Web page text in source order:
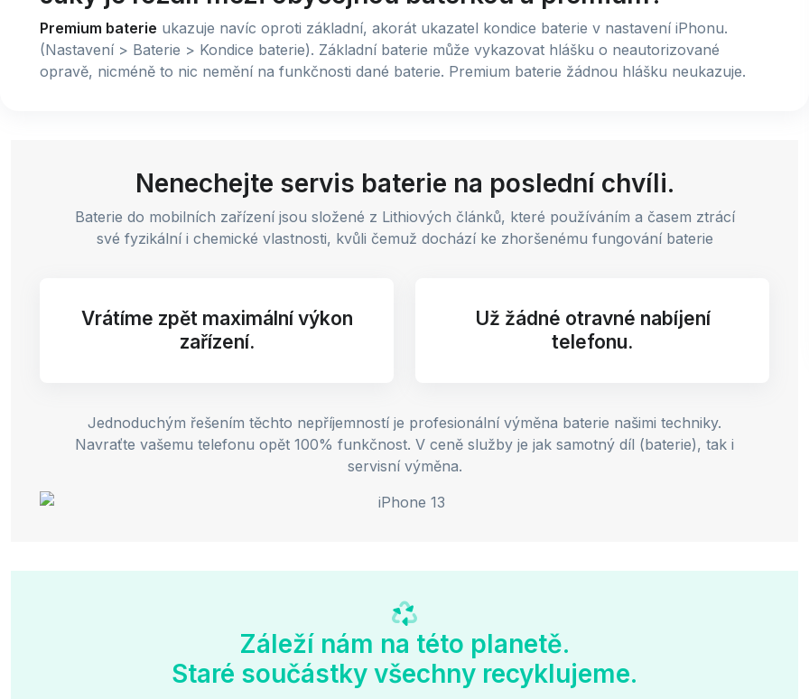
Premium baterie ukazuje navíc oproti základní, akorát ukazatel kondice baterie v nastavení iPhonu.
(Nastavení > Baterie > Kondice baterie). Základní baterie může vykazovat hlášku o neautorizované
opravě, nicméně to nic nemění na funkčnosti dané baterie. Premium baterie žádnou hlášku neukazuje.
Nenechejte servis baterie na poslední chvíli.
Baterie do mobilních zařízení jsou složené z Lithiových článků, které používáním a časem ztrácí
své fyzikální i chemické vlastnosti, kvůli čemuž dochází ke zhoršenému fungování baterie
Vrátíme zpět maximální výkon
zařízení.
Už žádné otravné nabíjení
telefonu.
Jednoduchým řešením těchto nepříjemností je profesionální výměna baterie našimi techniky.
Navraťte vašemu telefonu opět 100% funkčnost. V ceně služby je jak samotný díl (baterie), tak i
servisní výměna.
Záleží nám na této planetě.
Staré součástky všechny recyklujeme.